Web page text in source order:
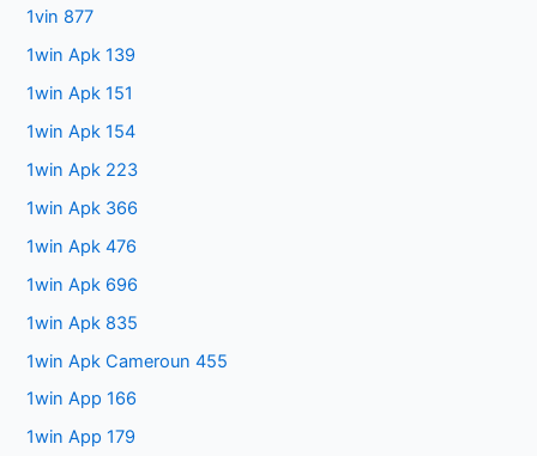
1vin 877
1win Apk 139
1win Apk 151
1win Apk 154
1win Apk 223
1win Apk 366
1win Apk 476
1win Apk 696
1win Apk 835
1win Apk Cameroun 455
1win App 166
1win App 179